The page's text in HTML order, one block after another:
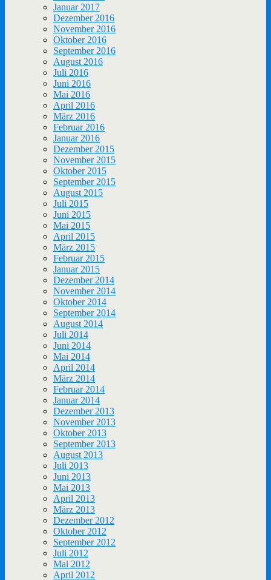
Januar 2017
Dezember 2016
November 2016
Oktober 2016
September 2016
August 2016
Juli 2016
Juni 2016
Mai 2016
April 2016
März 2016
Februar 2016
Januar 2016
Dezember 2015
November 2015
Oktober 2015
September 2015
August 2015
Juli 2015
Juni 2015
Mai 2015
April 2015
März 2015
Februar 2015
Januar 2015
Dezember 2014
November 2014
Oktober 2014
September 2014
August 2014
Juli 2014
Juni 2014
Mai 2014
April 2014
März 2014
Februar 2014
Januar 2014
Dezember 2013
November 2013
Oktober 2013
September 2013
August 2013
Juli 2013
Juni 2013
Mai 2013
April 2013
März 2013
Dezember 2012
Oktober 2012
September 2012
Juli 2012
Mai 2012
April 2012